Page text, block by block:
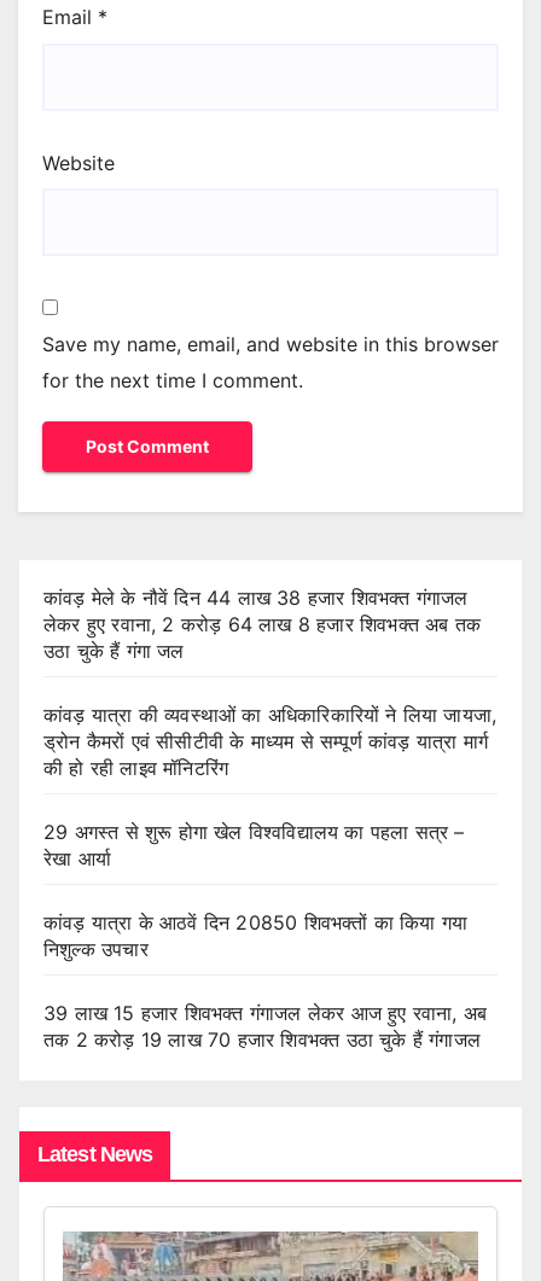
Email *
Website
Save my name, email, and website in this browser
for the next time I comment.
कांवड़ मेले के नौवें दिन 44 लाख 38 हजार शिवभक्त गंगाजल
लेकर हुए रवाना, 2 करोड़ 64 लाख 8 हजार शिवभक्त अब तक
उठा चुके हैं गंगा जल
कांवड़ यात्रा की व्यवस्थाओं का अधिकारिकारियों ने लिया जायजा,
ड्रोन कैमरों एवं सीसीटीवी के माध्यम से सम्पूर्ण कांवड़ यात्रा मार्ग
की हो रही लाइव मॉनिटरिंग
29 अगस्त से शुरू होगा खेल विश्वविद्यालय का पहला सत्र –
रेखा आर्या
कांवड़ यात्रा के आठवें दिन 20850 शिवभक्तों का किया गया
निशुल्क उपचार
39 लाख 15 हजार शिवभक्त गंगाजल लेकर आज हुए रवाना, अब
तक 2 करोड़ 19 लाख 70 हजार शिवभक्त उठा चुके हैं गंगाजल
Latest News